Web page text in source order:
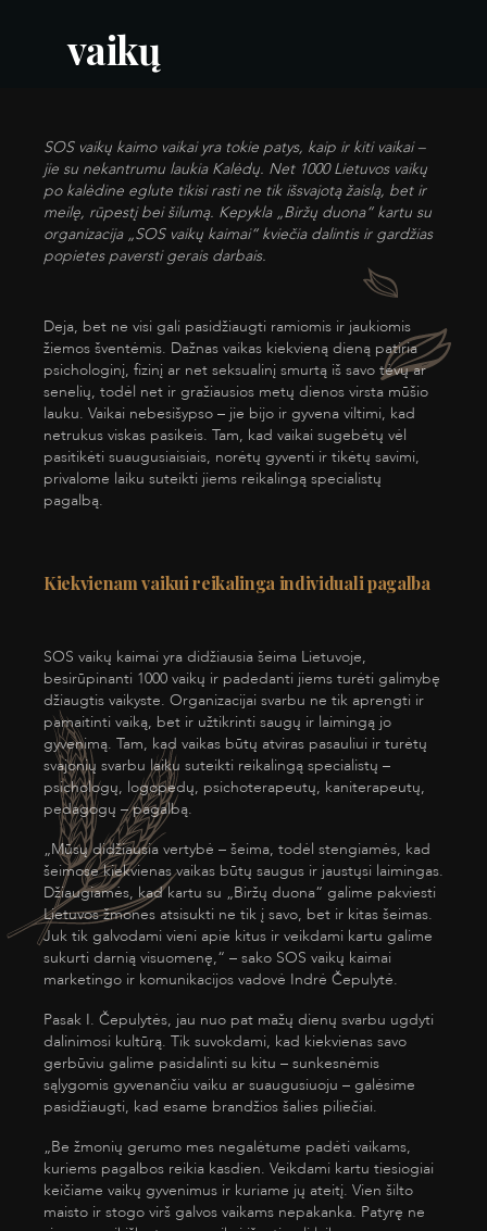
vaikų
SOS vaikų kaimo vaikai yra tokie patys, kaip ir kiti vaikai –
jie su nekantrumu laukia Kalėdų. Net 1000 Lietuvos vaikų
po kalėdine eglute tikisi rasti ne tik išsvajotą žaislą, bet ir
meilę, rūpestį bei šilumą. Kepykla „Biržų duona“ kartu su
organizacija „SOS vaikų kaimai“ kviečia dalintis ir gardžias
popietes paversti gerais darbais.
Deja, bet ne visi gali pasidžiaugti ramiomis ir jaukiomis
žiemos šventėmis. Dažnas vaikas kiekvieną dieną patiria
psichologinį, fizinį ar net seksualinį smurtą iš savo tėvų ar
senelių, todėl net ir gražiausios metų dienos virsta mūšio
lauku. Vaikai nebesišypso – jie bijo ir gyvena viltimi, kad
netrukus viskas pasikeis. Tam, kad vaikai sugebėtų vėl
pasitikėti suaugusiaisiais, norėtų gyventi ir tikėtų savimi,
privalome laiku suteikti jiems reikalingą specialistų
pagalbą.
Kiekvienam vaikui reikalinga individuali pagalba
SOS vaikų kaimai yra didžiausia šeima Lietuvoje,
besirūpinanti 1000 vaikų ir padedanti jiems turėti galimybę
džiaugtis vaikyste. Organizacijai svarbu ne tik aprengti ir
pamaitinti vaiką, bet ir užtikrinti saugų ir laimingą jo
gyvenimą. Tam, kad vaikas būtų atviras pasauliui ir turėtų
svajonių svarbu laiku suteikti reikalingą specialistų –
psichologų, logopedų, psichoterapeutų, kaniterapeutų,
pedagogų – pagalbą.
„Mūsų didžiausia vertybė – šeima, todėl stengiamės, kad
šeimose kiekvienas vaikas būtų saugus ir jaustųsi laimingas.
Džiaugiamės, kad kartu su „Biržų duona“ galime pakviesti
Lietuvos žmones atsisukti ne tik į savo, bet ir kitas šeimas.
Juk tik galvodami vieni apie kitus ir veikdami kartu galime
sukurti darnią visuomenę,“ – sako SOS vaikų kaimai
marketingo ir komunikacijos vadovė Indrė Čepulytė.
Pasak I. Čepulytės, jau nuo pat mažų dienų svarbu ugdyti
dalinimosi kultūrą. Tik suvokdami, kad kiekvienas savo
gerbūviu galime pasidalinti su kitu – sunkesnėmis
sąlygomis gyvenančiu vaiku ar suaugusiuoju – galėsime
pasidžiaugti, kad esame brandžios šalies piliečiai.
„Be žmonių gerumo mes negalėtume padėti vaikams,
kuriems pagalbos reikia kasdien. Veikdami kartu tiesiogiai
keičiame vaikų gyvenimus ir kuriame jų ateitį. Vien šilto
maisto ir stogo virš galvos vaikams nepakanka. Patyrę ne